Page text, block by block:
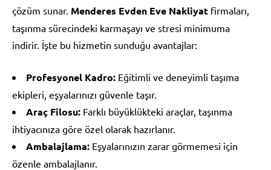
çözüm sunar. Menderes Evden Eve Nakliyat firmaları,
taşınma sürecindeki karmaşayı ve stresi minimuma
indirir. İşte bu hizmetin sunduğu avantajlar:
Profesyonel Kadro: Eğitimli ve deneyimli taşıma
ekipleri, eşyalarınızı güvenle taşır.
Araç Filosu: Farklı büyüklükteki araçlar, taşınma
ihtiyacınıza göre özel olarak hazırlanır.
Ambalajlama: Eşyalarınızın zarar görmemesi için
özenle ambalajlanır.